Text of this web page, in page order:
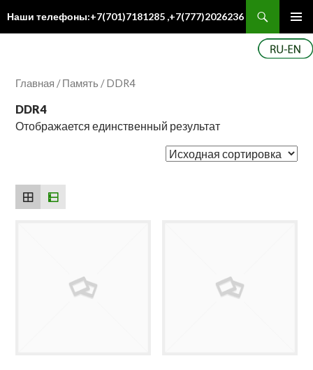
Наши телефоны:+7(701)7181285 ,+7(777)2026236
Главная /Память / DDR4
DDR4
Отображается единственный результат